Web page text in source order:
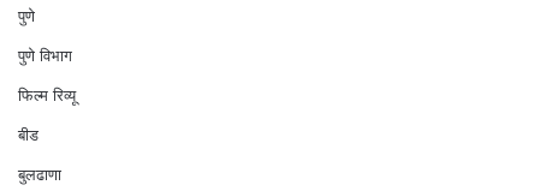
पुणे
पुणे विभाग
फिल्म रिव्यू
बीड
बुलढाणा